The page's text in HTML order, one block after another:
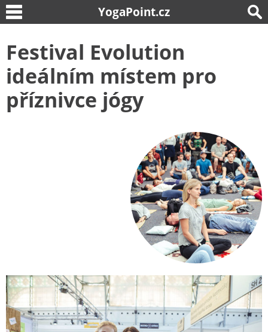
YogaPoint.cz
Festival Evolution
ideálním místem pro
příznivce jógy